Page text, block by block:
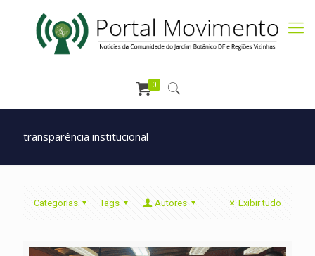
0
transparência institucional
Categorias Tags Autores Exibir tudo